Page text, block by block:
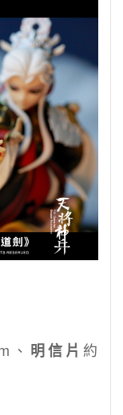
、 明信片 約